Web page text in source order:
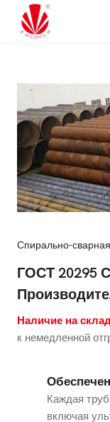
Перейти
содержимому
Спирально-
ГОСТ 20295
Наличие на
к немедленной
Каждая
включая